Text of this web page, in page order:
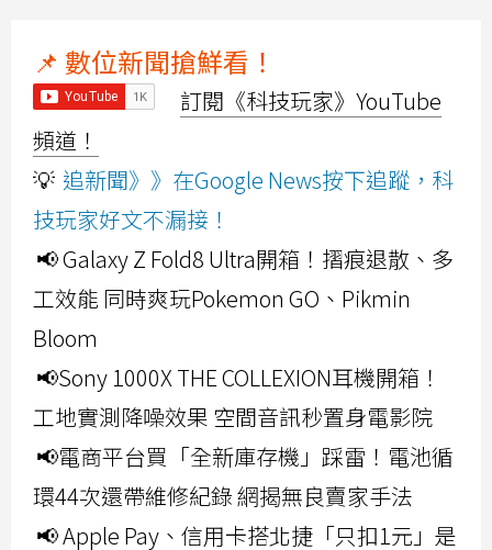
📌 數位新聞搶鮮看！
訂閱《科技玩家》YouTube
頻道！
💡 追新聞》》在Google News按下追蹤，科
技玩家好文不漏接！
📢 Galaxy Z Fold8 Ultra開箱！摺痕退散、多
工效能 同時爽玩Pokemon GO、Pikmin
Bloom
📢Sony 1000X THE COLLEXION耳機開箱！
工地實測降噪效果 空間音訊秒置身電影院
📢電商平台買「全新庫存機」踩雷！電池循
環44次還帶維修紀錄 網揭無良賣家手法
📢 Apple Pay、信用卡搭北捷「只扣1元」是